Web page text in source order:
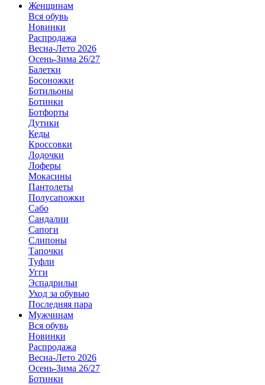
Женщинам
Вся обувь
Новинки
Распродажа
Весна-Лето 2026
Осень-Зима 26/27
Балетки
Босоножки
Ботильоны
Ботинки
Ботфорты
Дутики
Кеды
Кроссовки
Лодочки
Лоферы
Мокасины
Пантолеты
Полусапожки
Сабо
Сандалии
Сапоги
Слипоны
Тапочки
Туфли
Угги
Эспадрильи
Уход за обувью
Последняя пара
Мужчинам
Вся обувь
Новинки
Распродажа
Весна-Лето 2026
Осень-Зима 26/27
Ботинки